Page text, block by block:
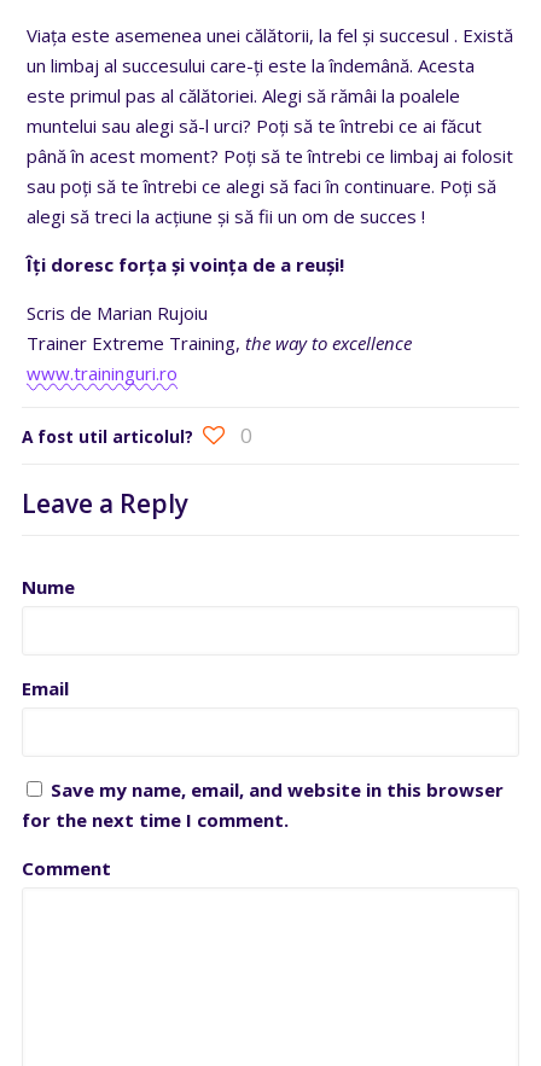
Viața este asemenea unei călătorii, la fel și succesul . Există
un limbaj al succesului care-ți este la îndemână. Acesta
este primul pas al călătoriei. Alegi să rămâi la poalele
muntelui sau alegi să-l urci? Poți să te întrebi ce ai făcut
până în acest moment? Poți să te întrebi ce limbaj ai folosit
sau poți să te întrebi ce alegi să faci în continuare. Poți să
alegi să treci la acțiune și să fii un om de succes !
Îți doresc forța și voința de a reuși!
Scris de Marian Rujoiu
Trainer Extreme Training, the way to excellence
www.traininguri.ro
A fost util articolul? 0
Leave a Reply
Nume
Email
Save my name, email, and website in this browser
for the next time I comment.
Comment